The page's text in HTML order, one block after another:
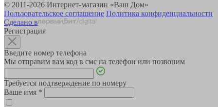
© 2011-2026 Интернет-магазин «Ваш Дом»
Пользовательское соглашение Политика конфиденциальности
Сделано в
Регистрация
Введите номер телефона
Мы отправим вам код в смс на телефон или позвоним
Требуется подтверждение по номеру
Ваше имя *